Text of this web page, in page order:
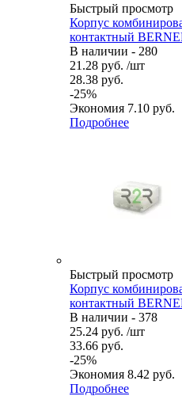
Быстрый просмотр
Корпус
контактный
В наличии - 280
21.28 руб. /шт
28.38 руб.
-25%
Экономия 7.10 руб.
Подробнее
Быстрый просмотр
Корпус
контактный
В наличии - 378
25.24 руб. /шт
33.66 руб.
-25%
Экономия 8.42 руб.
Подробнее